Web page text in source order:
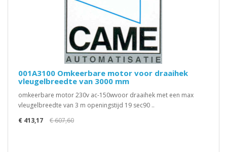
001A3100 Omkeerbare motor voor draaihek
vleugelbreedte van 3000 mm
omkeerbare motor 230v ac-150wvoor draaihek met een max
vleugelbreedte van 3 m openingstijd 19 sec90 ..
€ 413,17
€ 607,60